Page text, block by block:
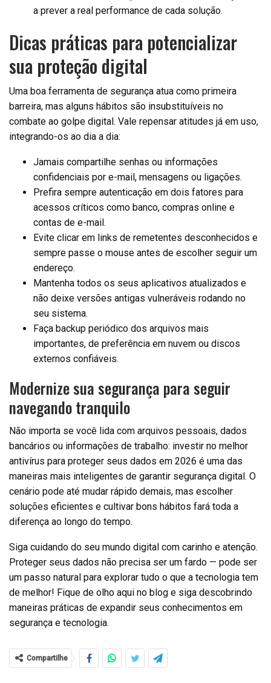
a prever a real performance de cada solução.
Dicas práticas para potencializar
sua proteção digital
Uma boa ferramenta de segurança atua como primeira
barreira, mas alguns hábitos são insubstituíveis no
combate ao golpe digital. Vale repensar atitudes já em uso,
integrando-os ao dia a dia:
Jamais compartilhe senhas ou informações
confidenciais por e-mail, mensagens ou ligações.
Prefira sempre autenticação em dois fatores para
acessos críticos como banco, compras online e
contas de e-mail.
Evite clicar em links de remetentes desconhecidos e
sempre passe o mouse antes de escolher seguir um
endereço.
Mantenha todos os seus aplicativos atualizados e
não deixe versões antigas vulneráveis rodando no
seu sistema.
Faça backup periódico dos arquivos mais
importantes, de preferência em nuvem ou discos
externos confiáveis.
Modernize sua segurança para seguir
navegando tranquilo
Não importa se você lida com arquivos pessoais, dados
bancários ou informações de trabalho: investir no melhor
antivírus para proteger seus dados em 2026 é uma das
maneiras mais inteligentes de garantir segurança digital. O
cenário pode até mudar rápido demais, mas escolher
soluções eficientes e cultivar bons hábitos fará toda a
diferença ao longo do tempo.
Siga cuidando do seu mundo digital com carinho e atenção.
Proteger seus dados não precisa ser um fardo — pode ser
um passo natural para explorar tudo o que a tecnologia tem
de melhor! Fique de olho aqui no blog e siga descobrindo
maneiras práticas de expandir seus conhecimentos em
segurança e tecnologia.
Compartilhe